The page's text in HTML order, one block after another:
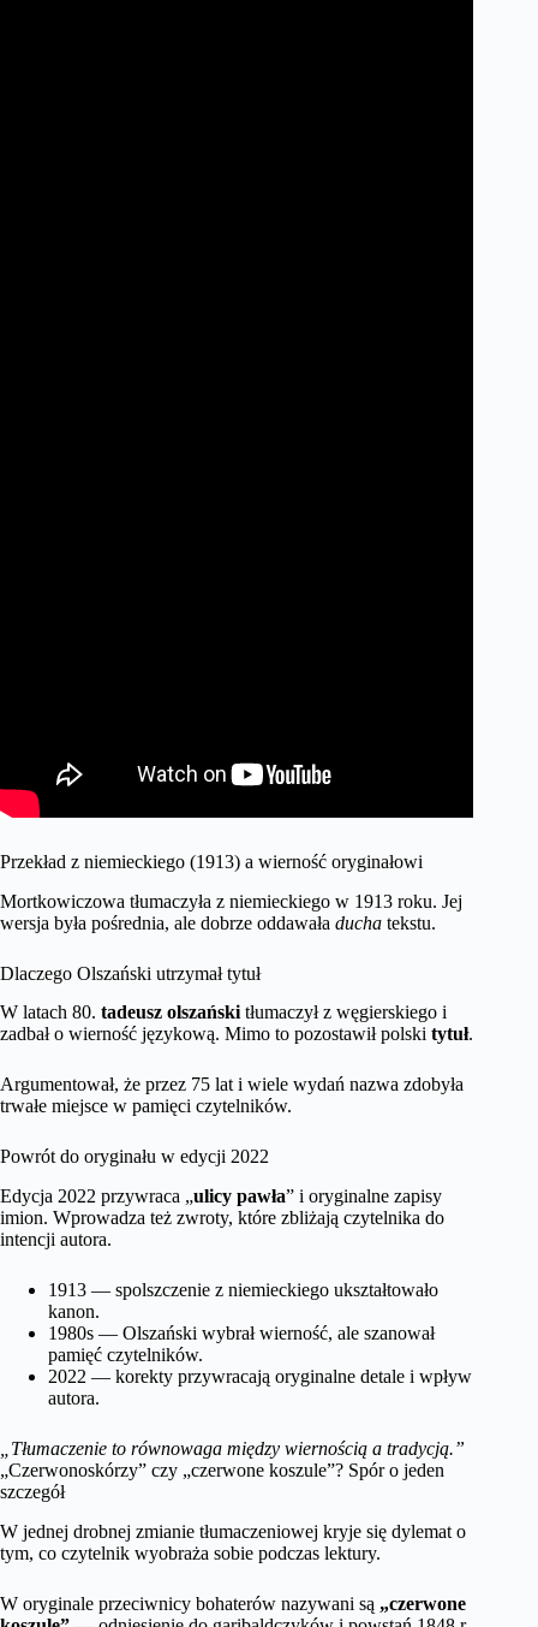
Przekład z niemieckiego (1913) a wierność oryginałowi
Mortkowiczowa tłumaczyła z niemieckiego w 1913 roku. Jej
wersja była pośrednia, ale dobrze oddawała ducha tekstu.
Dlaczego Olszański utrzymał tytuł
W latach 80. tadeusz olszańskitłumaczył z węgierskiego i
zadbał o wierność językową. Mimo to pozostawił polski tytuł.
Argumentował, że przez 75 lat i wiele wydań nazwa zdobyła
trwałe miejsce w pamięci czytelników.
Powrót do oryginału w edycji 2022
Edycja 2022 przywraca „ulicy pawła” i oryginalne zapisy
imion. Wprowadza też zwroty, które zbliżają czytelnika do
intencji autora.
1913 — spolszczenie z niemieckiego ukształtowało
kanon.
1980s — Olszański wybrał wierność, ale szanował
pamięć czytelników.
2022 — korekty przywracają oryginalne detale i wpływ
autora.
„Tłumaczenie to równowaga między wiernością a tradycją.”
„Czerwonoskórzy” czy „czerwone koszule”? Spór o jeden
szczegół
W jednej drobnej zmianie tłumaczeniowej kryje się dylemat o
tym, co czytelnik wyobraża sobie podczas lektury.
W oryginale przeciwnicy bohaterów nazywani są „czerwone